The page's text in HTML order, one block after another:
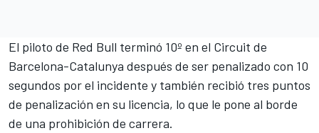
El piloto de Red Bull terminó 10º en el Circuit de
Barcelona-Catalunya después de ser penalizado con 10
segundos por el incidente y también recibió tres puntos
de penalización en su licencia, lo que le pone al borde
de una prohibición de carrera.